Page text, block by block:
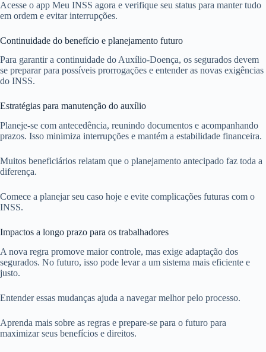
Acesse o app Meu INSS agora e verifique seu status para manter tudo
em ordem e evitar interrupções.
Continuidade do benefício e planejamento futuro
Para garantir a continuidade do Auxílio-Doença, os segurados devem
se preparar para possíveis prorrogações e entender as novas exigências
do INSS.
Estratégias para manutenção do auxílio
Planeje-se com antecedência, reunindo documentos e acompanhando
prazos. Isso minimiza interrupções e mantém a estabilidade financeira.
Muitos beneficiários relatam que o planejamento antecipado faz toda a
diferença.
Comece a planejar seu caso hoje e evite complicações futuras com o
INSS.
Impactos a longo prazo para os trabalhadores
A nova regra promove maior controle, mas exige adaptação dos
segurados. No futuro, isso pode levar a um sistema mais eficiente e
justo.
Entender essas mudanças ajuda a navegar melhor pelo processo.
Aprenda mais sobre as regras e prepare-se para o futuro para
maximizar seus benefícios e direitos.